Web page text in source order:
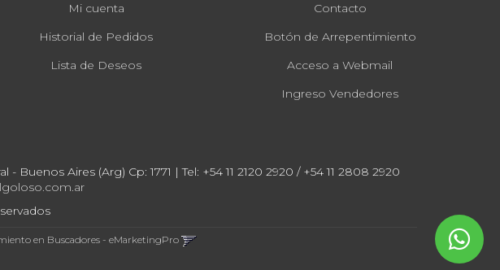
Mi cuenta
Historial de Pedidos
Lista de Deseos
Contacto
Botón de Arrepentimiento
Acceso a Webmail
Ingreso Vendedores
Buenos Aires (Arg) Cp: 1771 | Tel: +54 11 2120 2920 / +54 11 2808 2920
en Buscadores - eMarketingPro